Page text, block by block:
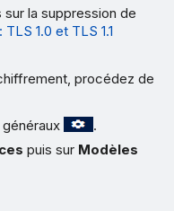
la suppression de
1.0 et TLS 1.1
procédez de
.
puis sur Modèles